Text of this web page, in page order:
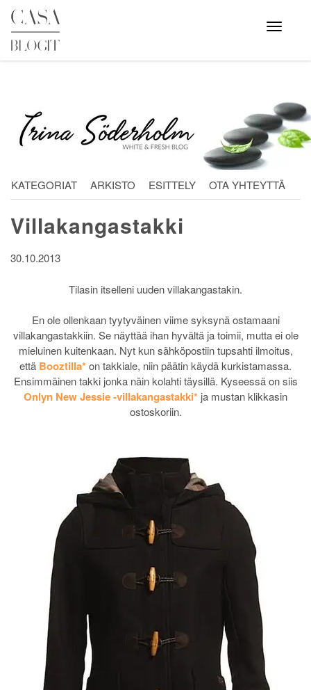
Skip
content
Avaa
valikko
KATEGORIAT ARKISTO ESITTELY OTA YHTEYTTÄ
Villakangastakki
30.10.2013
Tilasin itselleni uuden villakangastakin.
En ole ollenkaan tyytyväinen viime syksynä ostamaani
villakangastakkiin. Se näyttää ihan hyvältä ja toimii, mutta ei ole
mieluinen kuitenkaan. Nyt kun sähköpostiin tupsahti ilmoitus,
että Booztilla* on takkiale, niin päätin käydä kurkistamassa.
Ensimmäinen takki jonka näin kolahti täysillä. Kyseessä on siis
Onlyn New Jessie -villakangastakki* ja mustan klikkasin
ostoskoriin.